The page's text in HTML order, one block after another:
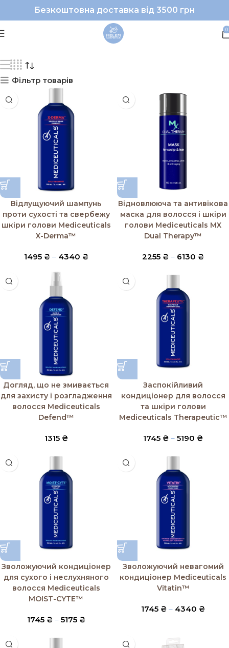
Безкоштовна доставка від 3500 грн
0
Mediceuticals
Фільтр товарів
Відлущуючий шампунь
проти сухості та свербежу
шкіри голови Mediceuticals
X-Derma™
1495 ₴ – 4340 ₴
Відновлююча та антивікова
маска для волосся і шкіри
голови Mediceuticals MX
Dual Therapy™
2255 ₴ – 6130 ₴
Догляд, що не змивається
для захисту і розгладження
волосся Mediceuticals
Defend™
1315 ₴
Заспокійливий
кондиціонер для волосся
та шкіри голови
Mediceuticals Therapeutic™
1745 ₴ – 5190 ₴
Зволожуючий кондиціонер
для сухого і неслухняного
волосся Mediceuticals
MOIST-CYTE™
1745 ₴ – 5175 ₴
Зволожуючий невагомий
кондиціонер Mediceuticals
Vitatin™
1745 ₴ – 4340 ₴